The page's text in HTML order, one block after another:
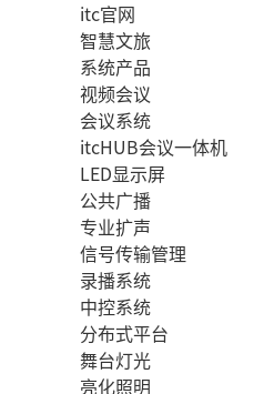
itc官网
智慧文旅
系统产品
视频会议
会议系统
itcHUB会议一体机
LED显示屏
公共广播
专业扩声
信号传输管理
录播系统
中控系统
分布式平台
舞台灯光
亮化照明